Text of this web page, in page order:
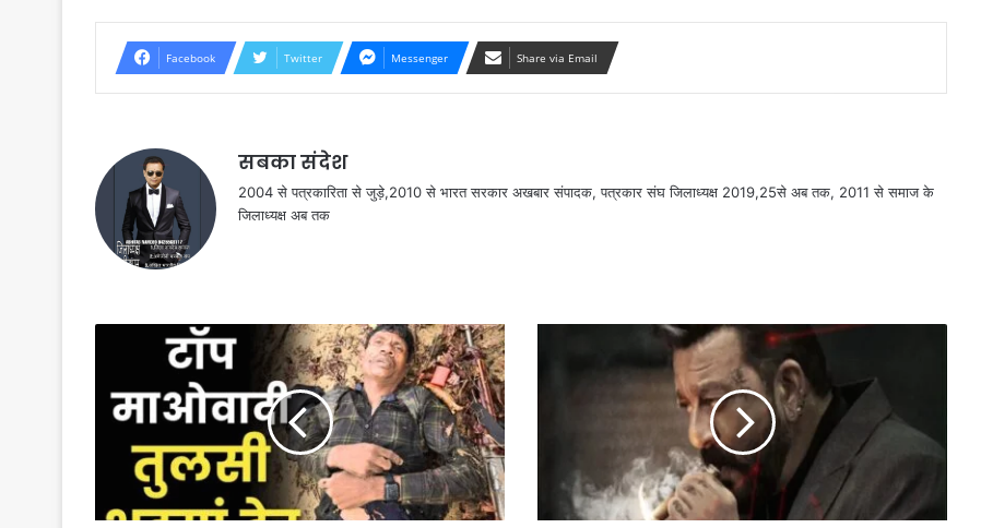
Facebook Twitter Messenger Share via Email
सबका संदेश
2004 से पत्रकारिता से जुड़े,2010 से भारत सरकार अखबार संपादक, पत्रकार संघ जिलाध्यक्ष 2019,25से अब तक, 2011 से समाज के
जिलाध्यक्ष अब तक